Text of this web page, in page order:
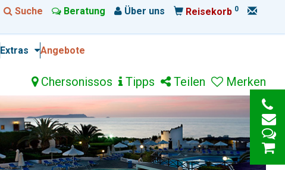
Suche Beratung Über uns Reisekorb 0
Extras Angebote
Merken
Teilen
Tipps
Chersonissos